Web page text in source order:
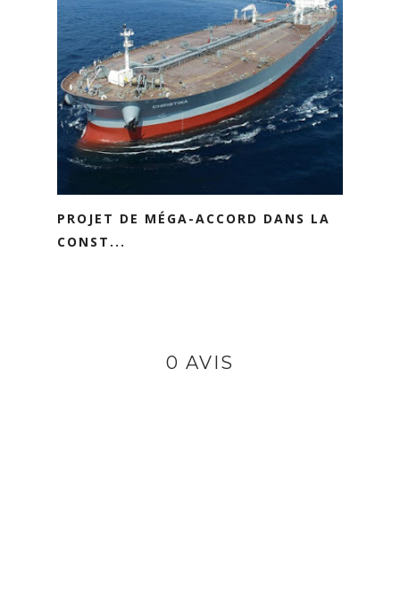
PROJET DE MÉGA-ACCORD DANS LA
CONST...
0 AVIS